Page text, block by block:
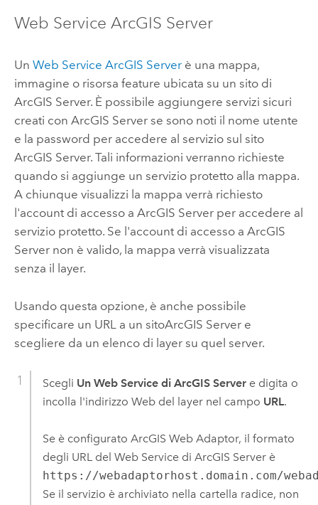
Web Service ArcGIS Server
Un Web Service ArcGIS Serverè una mappa,
immagine o risorsa feature ubicata su un sito di
ArcGIS Server. È possibile aggiungere servizi sicuri
creati con ArcGIS Serverse sono noti il nome utente
e la password per accedere al servizio sul sito
ArcGIS Server. Tali informazioni verranno richieste
quando si aggiunge un servizio protetto alla mappa.
A chiunque visualizzi la mappa verrà richiesto
l'account di accesso a ArcGIS Serverper accedere al
servizio protetto. Se l'account di accesso a ArcGIS
Servernon è valido, la mappa verrà visualizzata
senza il layer.
Usando questa opzione, è anche possibile
specificare un URL a un sitoArcGIS Servere
scegliere da un elenco di layer su quel server.
Scegli Un Web Service di ArcGIS Servere digita o
incolla l'indirizzo Web del layer nel campo URL.
Se è configurato ArcGIS Web Adaptor, il formato
degli URL del Web Service di ArcGIS Serverè
https://webadaptorhost.domain.com/
Se il servizio è archiviato nella cartella radice, non